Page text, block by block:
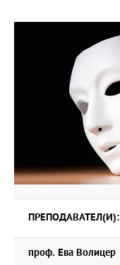
ПРЕПОДАВАТЕЛ(И):
проф. Ева